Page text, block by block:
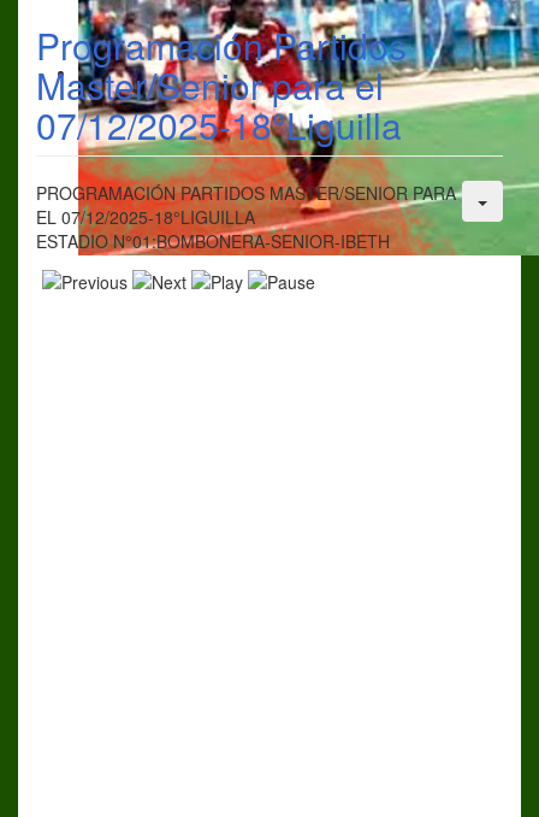
Programación Partidos
Master/Senior para el
07/12/2025-18°Liguilla
PROGRAMACIÓN PARTIDOS MASTER/SENIOR PARA
EL 07/12/2025-18°LIGUILLA
ESTADIO N°01:BOMBONERA-SENIOR-IBETH